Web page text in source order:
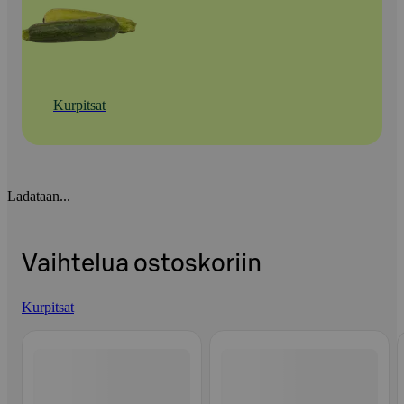
Kurpitsat
Ladataan...
Vaihtelua ostoskoriin
Kurpitsat